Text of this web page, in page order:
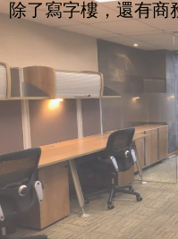
除了寫字樓，還有商